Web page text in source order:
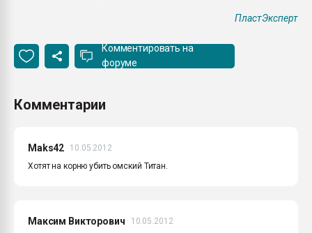
ПластЭксперт
Комментировать на
форуме
Комментарии
Maks42
10.05.2012
Хотят на корню убить омский Титан.
Максим Викторович
10.05.2012